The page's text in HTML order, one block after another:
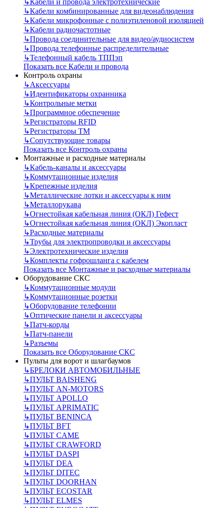
↳Кабели и провода электротехнические
↳Кабели комбинированные для видеонаблюдения
↳Кабели микрофонные с полиэтиленовой изоляцией
↳Кабели радиочастотные
↳Провода соединительные для видео/аудиосистем
↳Провода телефонные распределительные
↳Телефонный кабель ТППэп
Показать все Кабели и провода
Контроль охраны
↳Аксессуары
↳Идентификаторы охранника
↳Контрольные метки
↳Программное обеспечение
↳Регистраторы RFID
↳Регистраторы ТМ
↳Сопутствующие товары
Показать все Контроль охраны
Монтажные и расходные материалы
↳Кабель-каналы и аксессуары
↳Коммутационные изделия
↳Крепежные изделия
↳Металлические лотки и аксессуары к ним
↳Металлорукава
↳Огнестойкая кабельная линия (ОКЛ) Гефест
↳Огнестойкая кабельная линия (ОКЛ) Экопласт
↳Расходные материалы
↳Трубы для электропроводки и аксессуары
↳Электротехнические изделия
↳Комплекты гофрошланга с кабелем
Показать все Монтажные и расходные материалы
Оборудование СКС
↳Коммутационные модули
↳Коммутационные розетки
↳Оборудование телефонии
↳Оптические панели и аксессуары
↳Патч-корды
↳Патч-панели
↳Разъемы
Показать все Оборудование СКС
Пульты для ворот и шлагбаумов
↳БРЕЛОКИ АВТОМОБИЛЬНЫЕ
↳ПУЛЬТ BAISHENG
↳ПУЛЬТ AN-MOTORS
↳ПУЛЬТ APOLLO
↳ПУЛЬТ APRIMATIC
↳ПУЛЬТ BENINCA
↳ПУЛЬТ BFT
↳ПУЛЬТ CAME
↳ПУЛЬТ CRAWFORD
↳ПУЛЬТ DASPI
↳ПУЛЬТ DEA
↳ПУЛЬТ DITEC
↳ПУЛЬТ DOORHAN
↳ПУЛЬТ ECOSTAR
↳ПУЛЬТ ELMES